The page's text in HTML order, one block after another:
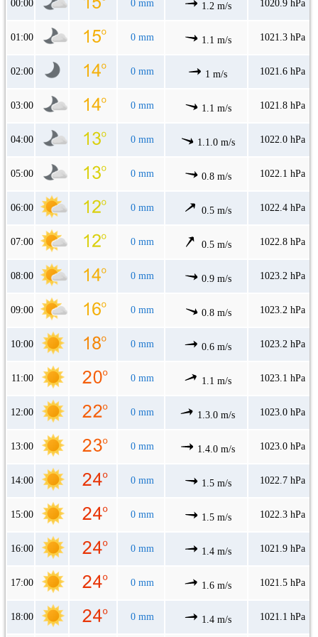
00:00 0 mm 1.2 m/s 1020.9 hPa
01:00 0 mm 1.1 m/s 1021.3 hPa
02:00 0 mm 1 m/s 1021.6 hPa
03:00 0 mm 1.1 m/s 1021.8 hPa
04:00 0 mm 1.1.0 m/s 1022.0 hPa
05:00 0 mm 0.8 m/s 1022.1 hPa
06:00 0 mm 0.5 m/s 1022.4 hPa
07:00 0 mm 0.5 m/s 1022.8 hPa
08:00 0 mm 0.9 m/s 1023.2 hPa
09:00 0 mm 0.8 m/s 1023.2 hPa
10:00 0 mm 0.6 m/s 1023.2 hPa
11:00 0 mm 1.1 m/s 1023.1 hPa
12:00 0 mm 1.3.0 m/s 1023.0 hPa
13:00 0 mm 1.4.0 m/s 1023.0 hPa
14:00 0 mm 1.5 m/s 1022.7 hPa
15:00 0 mm 1.5 m/s 1022.3 hPa
16:00 0 mm 1.4 m/s 1021.9 hPa
17:00 0 mm 1.6 m/s 1021.5 hPa
18:00 0 mm 1.4 m/s 1021.1 hPa